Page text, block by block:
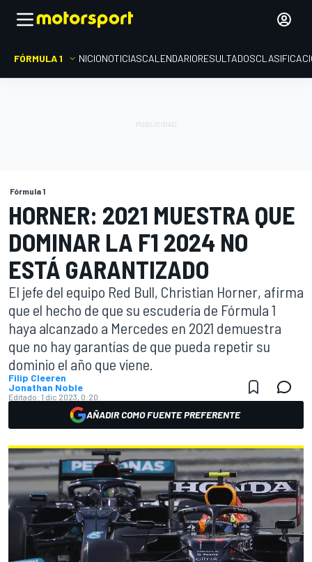
FÓRMULA 1 INICIONOTICIASCALENDARIORESULTADOS
Fórmula 1
HORNER: 2021 MUESTRA QUE
DOMINAR LA F1 2024 NO
ESTÁ GARANTIZADO
El jefe del equipo Red Bull, Christian Horner, afirma
que el hecho de que su escudería de Fórmula 1
haya alcanzado a Mercedes en 2021 demuestra
que no hay garantías de que pueda repetir su
dominio el año que viene.
Filip Cleeren
Jonathan Noble
Editado: 1 dic 2023, 0:20
AÑADIR COMO FUENTE PREFERENTE